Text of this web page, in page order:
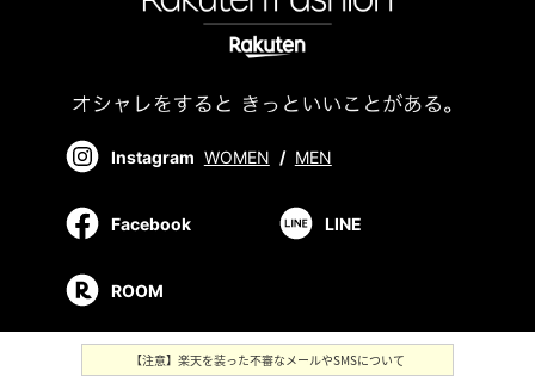
Instagram WOMEN / MEN
Facebook LINE
ROOM
【注意】楽天を装った不審なメールやSMSについて